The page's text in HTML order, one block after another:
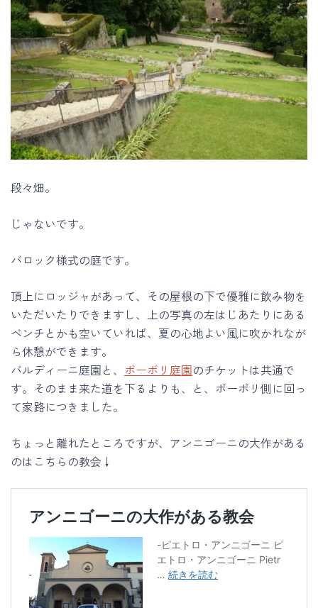
段々畑。
じゃないです。
バロック様式の庭です。
頂上にロッジャがあって、その屋根の下で優雅に飲み物を
いただいたりできますし、上の写真の左はじあたりにある
ベンチとかも空いていれば、夏の心地よい風に吹かれなが
ら休憩ができます。
バルディーニ庭園と、 ボーボリ庭園のチケットは共通で
す。そのまま来た道を下るよりも、と、ボーボリ側に回っ
て家路につきました。
ちょっと離れたところですが、アンニゴーニの大作がある
のはこちらの教会↓